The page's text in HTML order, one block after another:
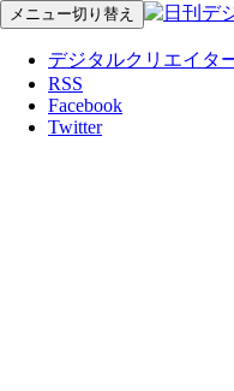
メニュー切り替え
デジタルクリエイタ
RSS
Facebook
Twitter